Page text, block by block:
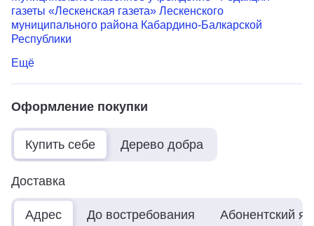
газеты «Лескенская газета» Лескенского
муниципального района Кабардино-Балкарской
Республики
Ещё
Оформление покупки
Купить себе Дерево добра
Доставка
Адрес До востребования Абонентский